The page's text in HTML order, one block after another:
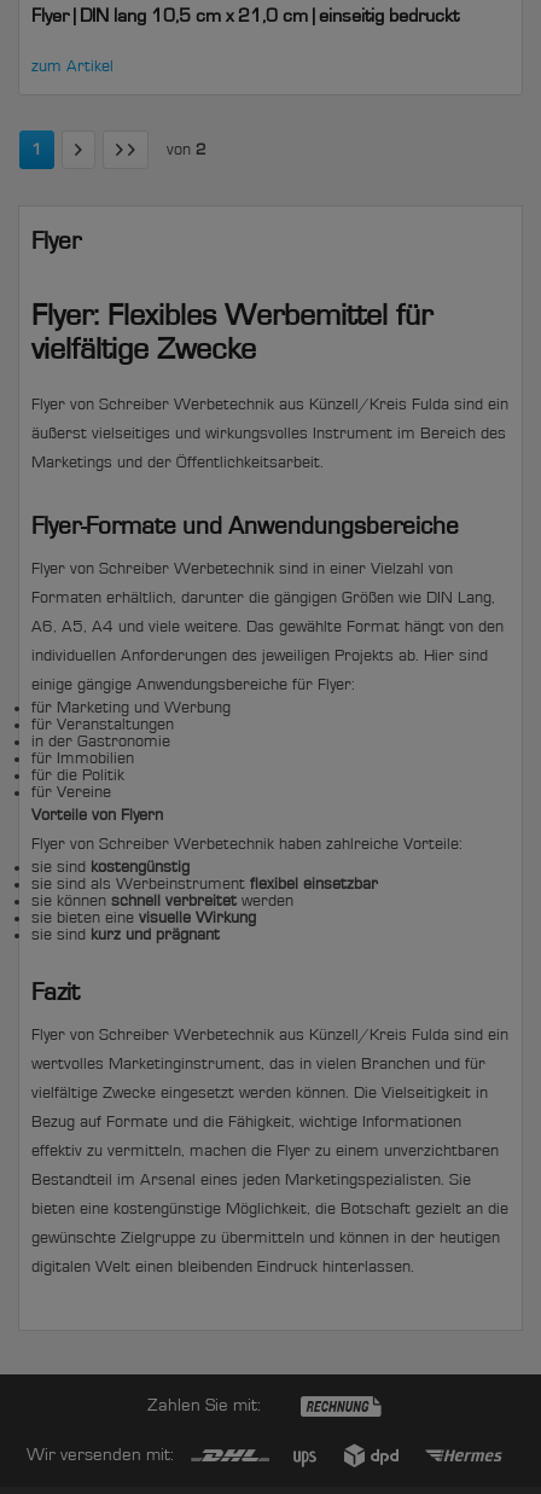
Flyer | DIN lang 10,5 cm x 21,0 cm | einseitig bedruckt
zum Artikel
1 von 2
Flyer
Flyer: Flexibles Werbemittel für
vielfältige Zwecke
Flyer von Schreiber Werbetechnik aus Künzell/Kreis Fulda sind ein
äußerst vielseitiges und wirkungsvolles Instrument im Bereich des
Marketings und der Öffentlichkeitsarbeit.
Flyer-Formate und Anwendungsbereiche
Flyer von Schreiber Werbetechnik sind in einer Vielzahl von
Formaten erhältlich, darunter die gängigen Größen wie DIN Lang,
A6, A5, A4 und viele weitere. Das gewählte Format hängt von den
individuellen Anforderungen des jeweiligen Projekts ab. Hier sind
einige gängige Anwendungsbereiche für Flyer:
für Marketing und Werbung
für Veranstaltungen
in der Gastronomie
für Immobilien
für die Politik
für Vereine
Vorteile von Flyern
Flyer von Schreiber Werbetechnik haben zahlreiche Vorteile:
sie sind kostengünstig
sie sind als Werbeinstrument flexibel einsetzbar
sie können schnell verbreitet werden
sie bieten eine visuelle Wirkung
sie sind kurz und prägnant
Fazit
Flyer von Schreiber Werbetechnik aus Künzell/Kreis Fulda sind ein
wertvolles Marketinginstrument, das in vielen Branchen und für
vielfältige Zwecke eingesetzt werden können. Die Vielseitigkeit in
Bezug auf Formate und die Fähigkeit, wichtige Informationen
effektiv zu vermitteln, machen die Flyer zu einem unverzichtbaren
Bestandteil im Arsenal eines jeden Marketingspezialisten. Sie
bieten eine kostengünstige Möglichkeit, die Botschaft gezielt an die
gewünschte Zielgruppe zu übermitteln und können in der heutigen
digitalen Welt einen bleibenden Eindruck hinterlassen.
Zahlen Sie mit:
Wir versenden mit: